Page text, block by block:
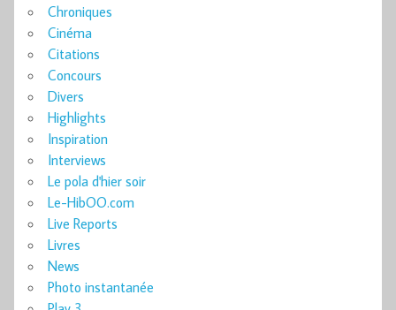
Chroniques
Cinéma
Citations
Concours
Divers
Highlights
Inspiration
Interviews
Le pola d'hier soir
Le-HibOO.com
Live Reports
Livres
News
Photo instantanée